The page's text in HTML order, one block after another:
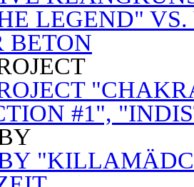
LEGEND"
BETON
#1",